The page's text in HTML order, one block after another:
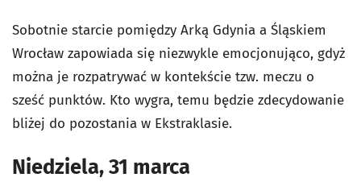
Sobotnie starcie pomiędzy Arką Gdynia a Śląskiem
Wrocław zapowiada się niezwykle emocjonująco, gdyż
można je rozpatrywać w kontekście tzw. meczu o
sześć punktów. Kto wygra, temu będzie zdecydowanie
bliżej do pozostania w Ekstraklasie.
Niedziela, 31 marca